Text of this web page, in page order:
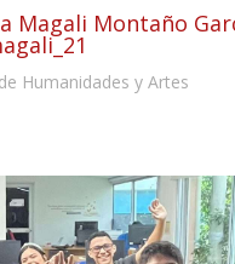
Magali Montaño
Humanidades y Artes